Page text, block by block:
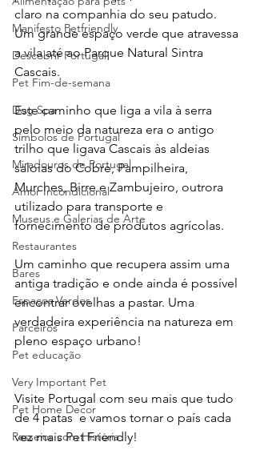
Manifesto Petfriendly
Descobrir Portugal
Pet Fim-de-semana
Dog Spa
Símbolos de Portugal
Miradouros de Portugal
Amor Incondicional
Museus e Galerias de Arte
Restaurantes
Bares
Espaços Verdes
Parceiros
Pet educação
Very Important Pet
Pet Home Decor
Passeios com História
claro na companhia do seu patudo.
Um grande espaço verde que atravessa
a vila até ao Parque Natural Sintra
Cascais.
Este caminho que liga a vila à serra
pelo meio da natureza era o antigo
trilho que ligava Cascais às aldeias
saloias do Cobre, Pampilheira,
Murches, Birre e Zambujeiro, outrora
utilizado para transporte e
fornecimento de produtos agrícolas.
Um caminho que recupera assim uma
antiga tradição e onde ainda é possível
encontrar ovelhas a pastar. Uma
verdadeira experiência na natureza em
pleno espaço urbano!
Visite Portugal com seu mais que tudo
de 4 patas  e vamos tornar o país cada
vez mais Pet Friendly!